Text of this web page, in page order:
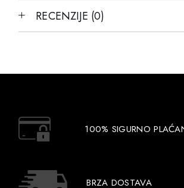
RECENZIJE (0)
100% SIGURNO
BRZA DOSTAVA